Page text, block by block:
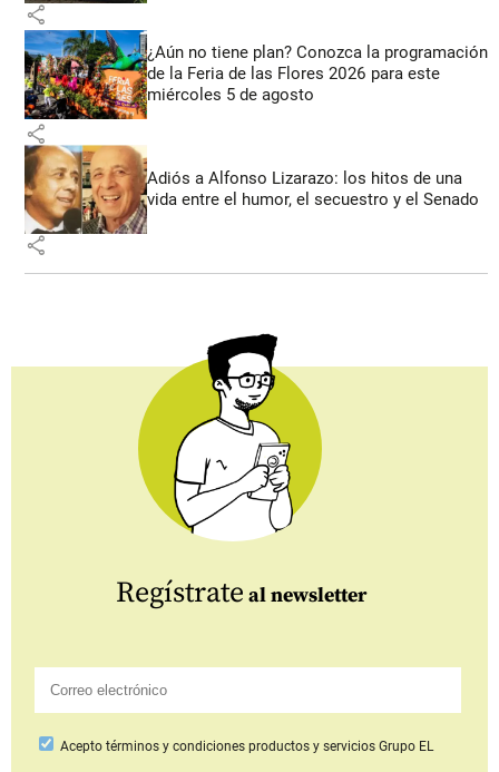
share
¿Aún no tiene plan? Conozca la programación
de la Feria de las Flores 2026 para este
miércoles 5 de agosto
share
Adiós a Alfonso Lizarazo: los hitos de una
vida entre el humor, el secuestro y el Senado
share
Regístrate al newsletter
Aceptotérminos y condiciones productos y serviciosGrupo EL